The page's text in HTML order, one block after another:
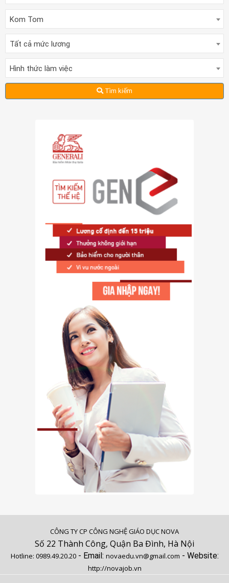
Kom Tom
Tất cả mức lương
Hình thức làm việc
Tìm kiếm
CÔNG TY CP CÔNG NGHỆ GIÁO DỤC NOVA
Số 22 Thành Công, Quận Ba Đình, Hà Nội
Hotline: 0989.49.20.20- Email: novaedu.vn@gmail.com - Website:
http://novajob.vn